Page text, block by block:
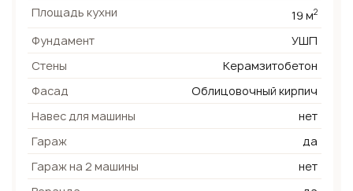
Площадь кухни
19 м2
Фундамент
УШП
Стены
Керамзитобетон
Фасад
Облицовочный кирпич
Навес для машины
нет
Гараж
да
Гараж на 2 машины
нет